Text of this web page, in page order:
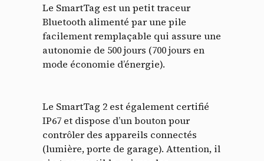
Le SmartTag est un petit traceur
Bluetooth alimenté par une pile
facilement remplaçable qui assure une
autonomie de 500 jours (700 jours en
mode économie d’énergie).
Le SmartTag 2 est également certifié
IP67 et dispose d’un bouton pour
contrôler des appareils connectés
(lumière, porte de garage). Attention, il
Panneau de gestion des
cookies
lecture de cookies et l'utilisation de technologies de suivi
nécessaires à leur bon fonctionnement.
Politique de confidentialité